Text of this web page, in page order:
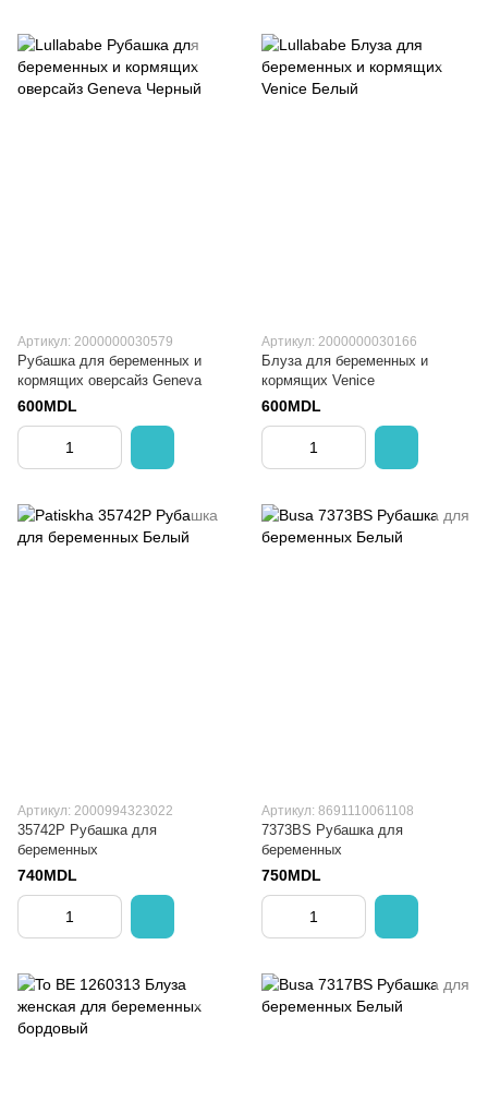
Артикул: 2000000030579
Рубашка для беременных и
кормящих оверсайз Geneva
600MDL
Артикул: 2000000030166
Блуза для беременных и
кормящих Venice
600MDL
Артикул: 2000994323022
35742P Рубашка для
беременных
740MDL
Артикул: 8691110061108
7373BS Рубашка для
беременных
750MDL